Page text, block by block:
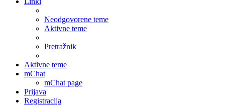
Neodgovorene teme
Aktivne teme
Pretražnik
Aktivne teme
mChat
mChat page
Prijava
Registracija